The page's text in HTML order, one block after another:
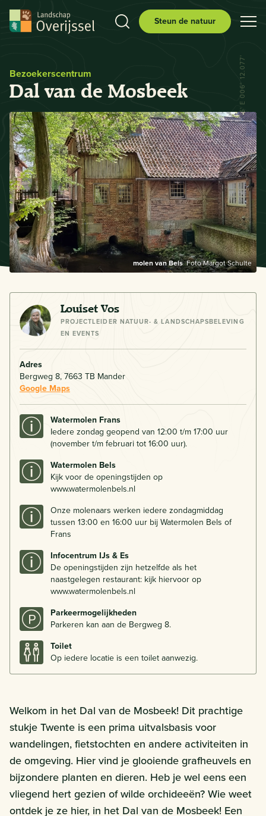
Steun de natuur
Bezoekerscentrum
Dal van de Mosbeek
molen van BelsFoto Margot Schulte
N 52° 29.556' E 006° 12.077'
Louiset Vos
PROJECTLEIDER NATUUR- & LANDSCHAPSBELEVING
EN EVENTS
Adres
Bergweg 8, 7663 TB Mander
Google Maps
Watermolen Frans
Iedere zondag geopend van 12:00 t/m 17:00 uur
(november t/m februari tot 16:00 uur).
Watermolen Bels
Kijk voor de openingstijden op
www.watermolenbels.nl
Onze molenaars werken iedere zondagmiddag
tussen 13:00 en 16:00 uur bij Watermolen Bels of
Frans
Infocentrum IJs & Es
De openingstijden zijn hetzelfde als het
naastgelegen restaurant: kijk hiervoor op
www.watermolenbels.nl
Parkeermogelijkheden
Parkeren kan aan de Bergweg 8.
Toilet
Op iedere locatie is een toilet aanwezig.
Welkom in het Dal van de Mosbeek! Dit prachtige
stukje Twente is een prima uitvalsbasis voor
wandelingen, fietstochten en andere activiteiten in
de omgeving. Hier vind je glooiende grafheuvels en
bijzondere planten en dieren. Heb je wel eens een
vliegend hert gezien of wilde orchideeën? Wie weet
ontdek je ze hier, in het Dal van de Mosbeek! Een